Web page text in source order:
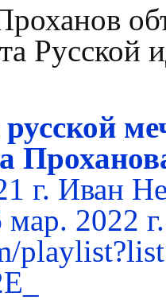
Русской
г. Иван
2022